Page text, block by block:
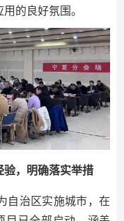
的良好氛围。
，明确落实举措
自治区实施城市，在